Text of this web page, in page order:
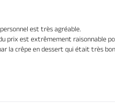
est très agréable.
prix est extrêmement raisonnable
la crêpe en dessert qui était très